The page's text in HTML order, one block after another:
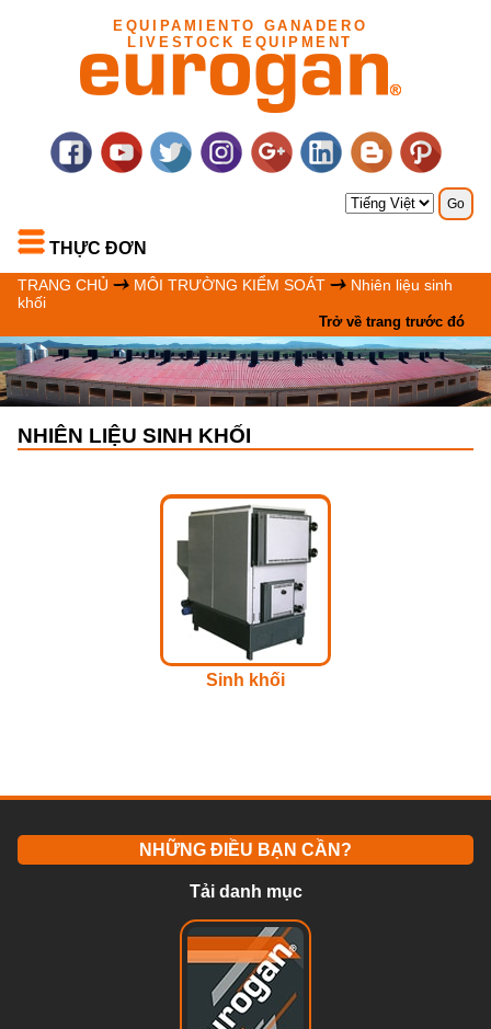
EQUIPAMIENTO GANADERO
LIVESTOCK EQUIPMENT
THỰC ĐƠN
TRANG CHỦ MÔI TRƯỜNG KIỂM SOÁT
Nhiên liệu sinh
khối
Trở về trang trước đó
NHIÊN LIỆU SINH KHỐI
Sinh khối
NHỮNG ĐIỀU BẠN CẦN?
Tải danh mục